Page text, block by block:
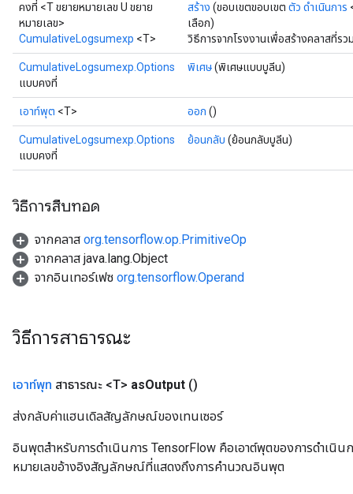
คงที่ <T ขยายหมายเลข U ขยาย
หมายเลข>
CumulativeLogsumexp <T>
สร้าง (ขอบเขตขอบเขต ตัว ดำเนินการ
เลือก)
วิธีการจากโรงงานเพื่อสร้างคลาสที่ร
CumulativeLogsumexp.Options
แบบคงที่
พิเศษ(พิเศษแบบบูลีน)
เอาท์พุต <T> ออก ()
CumulativeLogsumexp.Options
แบบคงที่
ย้อนกลับ (ย้อนกลับบูลีน)
วิธีการสืบทอด
จากคลาส org.tensorflow.op.PrimitiveOp
จากคลาส java.lang.Object
จากอินเทอร์เฟซ org.tensorflow.Operand
วิธีการสาธารณะ
เอาท์พุท สาธารณะ <T> asOutput ()
ส่งกลับค่าแฮนเดิลสัญลักษณ์ของเทนเซอร์
อินพุตสำหรับการดำเนินการ TensorFlow คือเอาต์พุตของการดำเนิน
หมายเลขอ้างอิงสัญลักษณ์ที่แสดงถึงการคำนวณอินพุต